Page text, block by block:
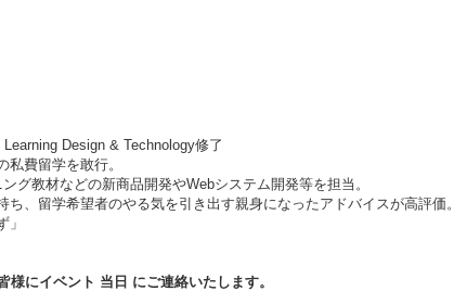
Design & Technology修了
費留学を敢行。
グ教材などの新商品開発やWebシステム開発等を担当。
、留学希望者のやる気を引き出す親身になったアドバイスが高評価。
」
にイベント 当日 にご連絡いたします。